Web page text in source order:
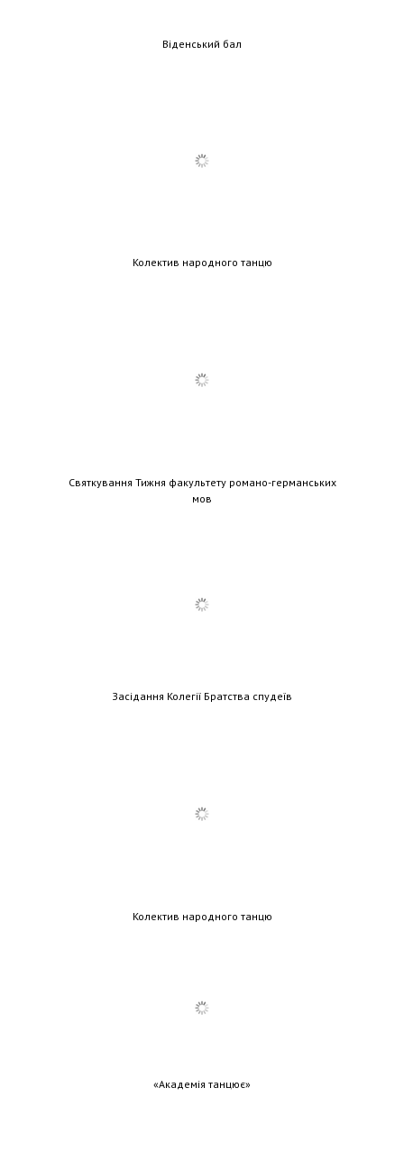
Віденський бал
Колектив народного танцю
Святкування Тижня факультету романо-германських
мов
Засідання Колегії Братства спудеїв
Колектив народного танцю
«Академія танцює»